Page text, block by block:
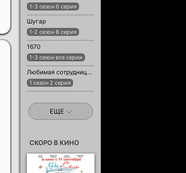
1-3 сезон 6 серия
Шугар
1-2 сезон 8 серия
1670
1-3 сезон все серии
Любимая сотрудница / Любимый сотрудник
1 сезон 2 серия
ЕЩЕ
СКОРО В КИНО